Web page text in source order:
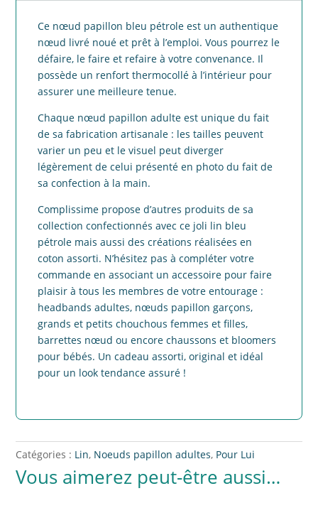
génieux
pétrole
Ce nœud papillon bleu pétrole est un authentique
nœud livré noué et prêt à l’emploi. Vous pourrez le
défaire, le faire et refaire à votre convenance. Il
possède un renfort thermocollé à l’intérieur pour
assurer une meilleure tenue.
Chaque nœud papillon adulte est unique du fait
de sa fabrication artisanale : les tailles peuvent
varier un peu et le visuel peut diverger
légèrement de celui présenté en photo du fait de
sa confection à la main.
Complissime propose d’autres produits de sa
collection confectionnés avec ce joli lin bleu
pétrole mais aussi des créations réalisées en
coton assorti. N’hésitez pas à compléter votre
commande en associant un accessoire pour faire
plaisir à tous les membres de votre entourage :
headbands adultes, nœuds papillon garçons,
grands et petits chouchous femmes et filles,
barrettes nœud ou encore chaussons et bloomers
pour bébés. Un cadeau assorti, original et idéal
pour un look tendance assuré !
Catégories : Lin, Noeuds papillon adultes, Pour Lui
Vous aimerez peut-être aussi…